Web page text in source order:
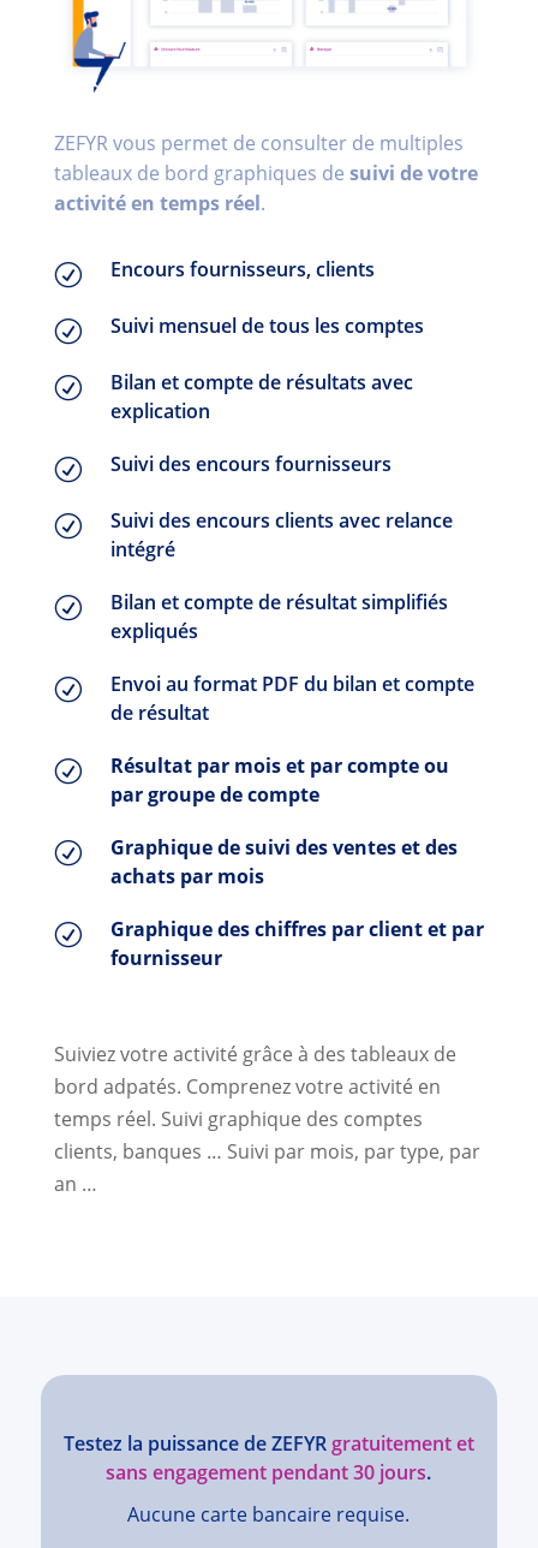
ZEFYR vous permet de consulter de multiples
tableaux de bord graphiques de suivi de votre
activité en temps réel.
R Encours fournisseurs, clients
R Suivi mensuel de tous les comptes
R
Bilan et compte de résultats avec
explication
R Suivi des encours fournisseurs
R
Suivi des encours clients avec relance
intégré
R
Bilan et compte de résultat simplifiés
expliqués
R
Envoi au format PDF du bilan et compte
de résultat
R
Résultat par mois et par compte ou
par groupe de compte
R
Graphique de suivi des ventes et des
achats par mois
R
Graphique des chiffres par client et par
fournisseur
Suiviez votre activité grâce à des tableaux de
bord adpatés. Comprenez votre activité en
temps réel. Suivi graphique des comptes
clients, banques … Suivi par mois, par type, par
an …
Testez la puissance de ZEFYR gratuitement et
sans engagement pendant 30 jours.
Aucune carte bancaire requise.